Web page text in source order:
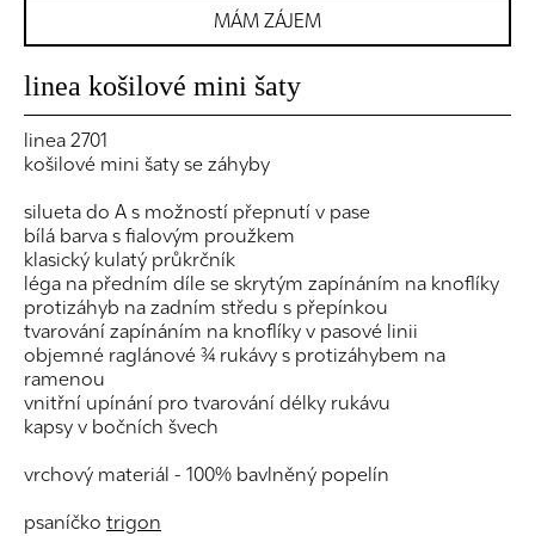
MÁM ZÁJEM
linea košilové mini šaty
linea 2701
košilové mini šaty se záhyby
silueta do A s možností přepnutí v pase
bílá barva s fialovým proužkem
klasický kulatý průkrčník
léga na předním díle se skrytým zapínáním na knoflíky
protizáhyb na zadním středu s přepínkou
tvarování zapínáním na knoflíky v pasové linii
objemné raglánové ¾ rukávy s protizáhybem na
ramenou
vnitřní upínání pro tvarování délky rukávu
kapsy v bočních švech
vrchový materiál - 100% bavlněný popelín
psaníčko trigon